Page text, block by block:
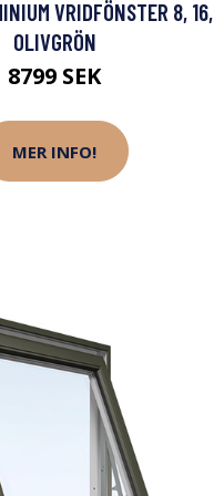
VRIDFÖNSTER 8, 16,
OLIVGRÖN
8799 SEK
MER INFO!